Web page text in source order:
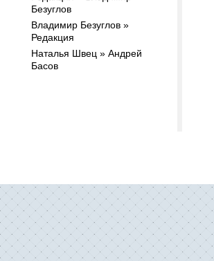
Безуглов
Владимир Безуглов »
Редакция
Наталья Швец » Андрей
Басов